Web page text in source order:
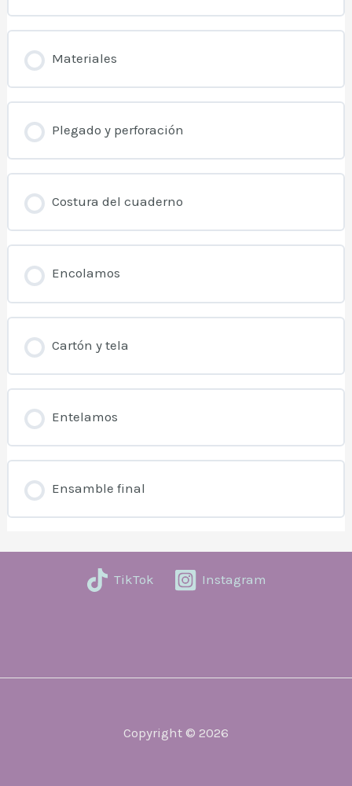
Materiales
Plegado y perforación
Costura del cuaderno
Encolamos
Cartón y tela
Entelamos
Ensamble final
TikTok Instagram
Copyright © 2026